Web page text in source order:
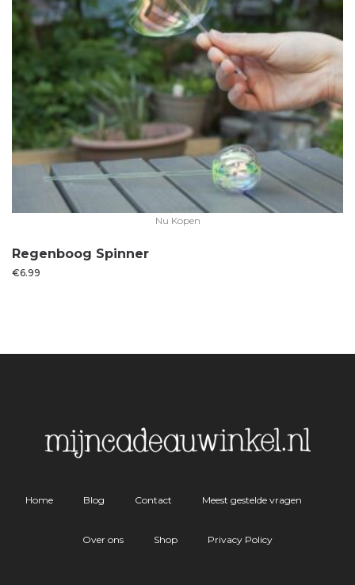
Nu Kopen
Regenboog Spinner
€6.99
Home Blog Contact Meest gestelde vragen
Over ons Shop Privacy Policy